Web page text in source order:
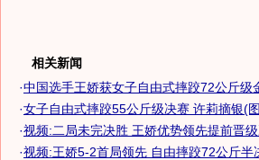
相关新闻
·中国选手王娇获女子自由式摔跤72公斤级
·女子自由式摔跤55公斤级决赛 许莉摘银(
·视频:二局未完决胜 王娇优势领先提前晋
·视频:王娇5-2首局领先 自由摔跤72公斤半